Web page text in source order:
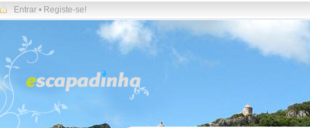
Entrar • Registe-se!